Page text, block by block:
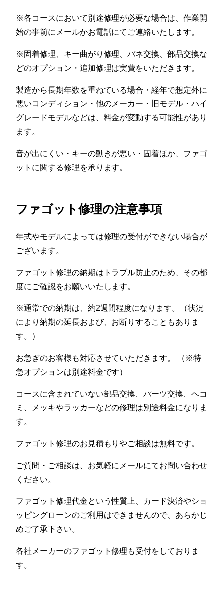
※各コースにおいて別途修理が必要な場合は、作業開
始の事前にメールかお電話にてご連絡いたします。
※固着修理、キー曲がり修理、バネ交換、部品交換な
どのオプション・追加修理は実費をいただきます。
製造から長期年数を重ねている場合・経年で想定外に
悪いコンディション・他のメーカー・旧モデル・ハイ
グレードモデルなどは、料金が変動する可能性があり
ます。
音が出にくい・キーの動きが悪い・固着ほか、ファゴ
ットに関する修理を承ります。
ファゴット修理の注意事項
年式やモデルによっては修理の受付ができない場合が
ございます。
ファゴット修理の納期はトラブル防止のため、その都
度にご確認をお願いいたします。
※通常での納期は、約2週間程度になります。（状況
により納期の延長および、お断りすることもありま
す。）
お急ぎのお客様も対応させていただきます。 （※特
急オプションは別途料金です）
コースに含まれていない部品交換、パーツ交換、ヘコ
ミ、メッキやラッカーなどの修理は別途料金になりま
す。
ファゴット修理のお見積もりやご相談は無料です。
ご質問・ご相談は、お気軽にメールにてお問い合わせ
ください。
ファゴット修理代金という性質上、カード決済やショ
ッピングローンのご利用はできませんので、あらかじ
めご了承下さい。
各社メーカーのファゴット修理も受付をしておりま
す。